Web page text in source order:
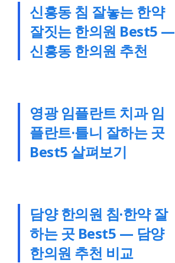
신흥동 침 잘놓는 한약
잘짓는 한의원 Best5 —
신흥동 한의원 추천
영광 임플란트 치과 임
플란트·틀니 잘하는 곳
Best5 살펴보기
담양 한의원 침·한약 잘
하는 곳 Best5 — 담양
한의원 추천 비교